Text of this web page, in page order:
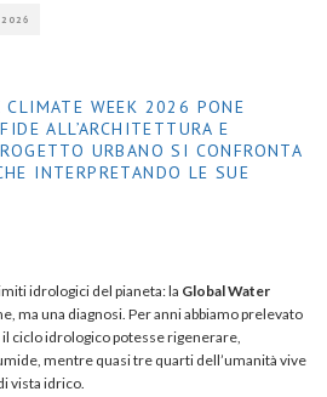
2026
CLIMATE WEEK 2026 PONE
ALL’ARCHITETTURA E
URBANO SI CONFRONTA
INTERPRETANDO LE SUE
idrologici del pianeta: la Global Water
ma una diagnosi. Per anni abbiamo prelevato
ciclo idrologico potesse rigenerare,
mentre quasi tre quarti dell’umanità vive
vista idrico.